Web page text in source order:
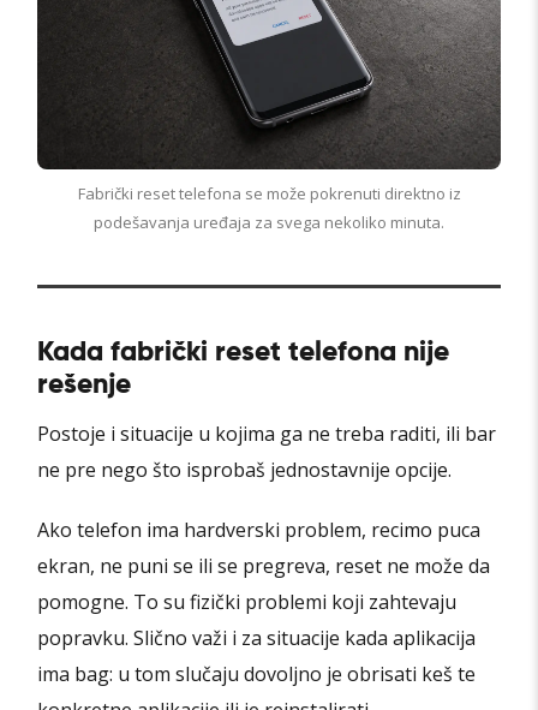
Fabrički reset telefona se može pokrenuti direktno iz
podešavanja uređaja za svega nekoliko minuta.
Kada fabrički reset telefona nije
rešenje
Postoje i situacije u kojima ga ne treba raditi, ili bar
ne pre nego što isprobaš jednostavnije opcije.
Ako telefon ima hardverski problem, recimo puca
ekran, ne puni se ili se pregreva, reset ne može da
pomogne. To su fizički problemi koji zahtevaju
popravku. Slično važi i za situacije kada aplikacija
ima bag: u tom slučaju dovoljno je obrisati keš te